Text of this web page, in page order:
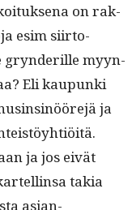
on rak­
esim siir­to­
gryn­der­ille myyn­
Eli kaupun­ki
ja
ja jos eivät
takia
asian­